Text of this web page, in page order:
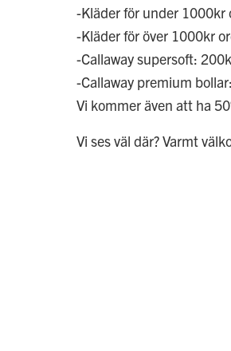
-Kläder för under
-Kläder för över 1000kr
-Callaway supersoft:
-Callaway premium
Vi kommer även att ha
Vi ses väl där? Varmt